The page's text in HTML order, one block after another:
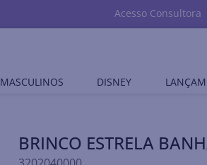
Acesso Consultora
MASCULINOS DISNEY
BRINCO ESTRELA